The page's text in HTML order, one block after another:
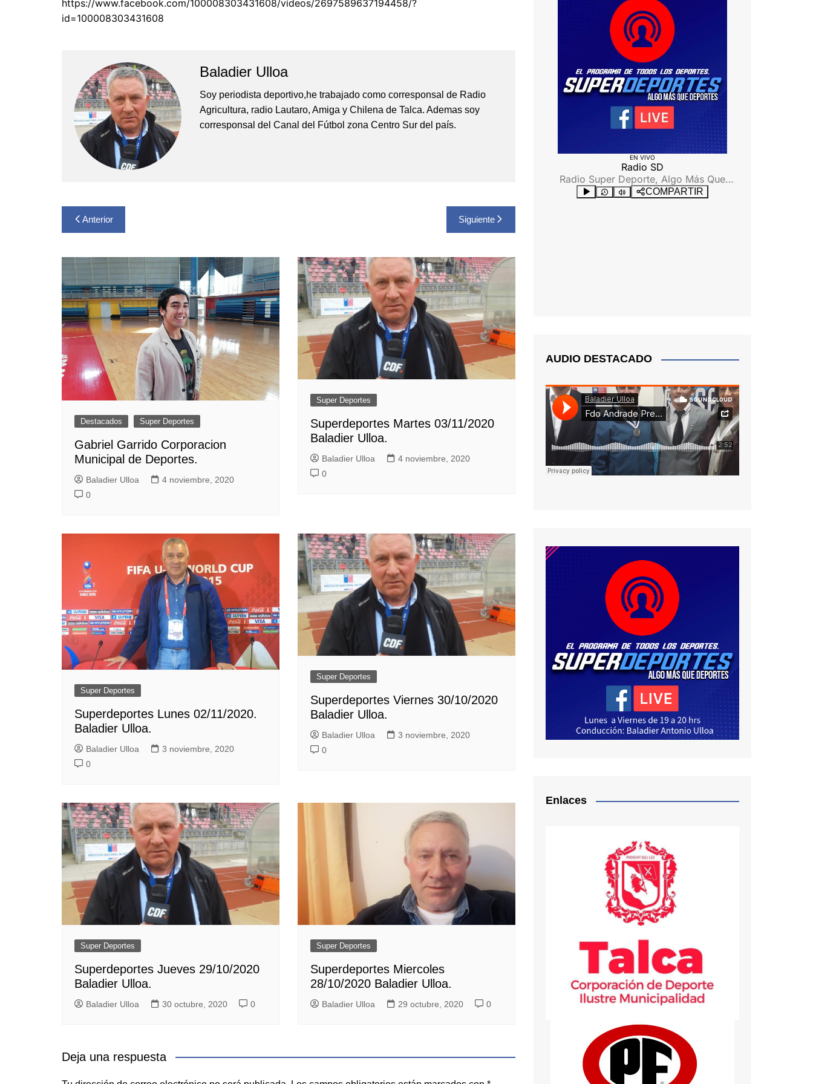
Tenis de Mesa
Voleibol
https://www.facebook.com/100008303431608/videos/2697589637194458/?
id=100008303431608
Baladier Ulloa
Soy periodista deportivo,he trabajado como corresponsal de Radio
Agricultura, radio Lautaro, Amiga y Chilena de Talca. Ademas soy
corresponsal del Canal del Fútbol zona Centro Sur del país.
Navegación
de
entradas
Anterior Siguiente
Destacados Super Deportes
Gabriel Garrido Corporacion
Municipal de Deportes.
Baladier Ulloa
4 noviembre, 2020
0
Super Deportes
Superdeportes Martes 03/11/2020
Baladier Ulloa.
Baladier Ulloa
4 noviembre, 2020
0
Super Deportes
Superdeportes Lunes 02/11/2020.
Baladier Ulloa.
Baladier Ulloa
3 noviembre, 2020
0
Super Deportes
Superdeportes Viernes 30/10/2020
Baladier Ulloa.
Baladier Ulloa
3 noviembre, 2020
0
Super Deportes
Superdeportes Jueves 29/10/2020
Baladier Ulloa.
Baladier Ulloa 30 octubre, 2020 0
Super Deportes
Superdeportes Miercoles
28/10/2020 Baladier Ulloa.
Baladier Ulloa 29 octubre, 2020 0
Deja una respuesta
AUDIO DESTACADO
Enlaces